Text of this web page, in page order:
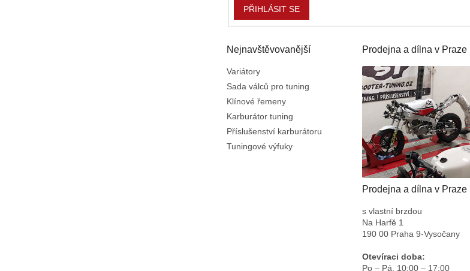
PŘIHLÁSIT SE
Nejnavštěvovanější
Variátory
Sada válců pro tuning
Klínové řemeny
Karburátor tuning
Příslušenství karburátoru
Tuningové výfuky
Prodejna a dílna v Praze
Prodejna a dílna v Praze
s vlastní brzdou
Na Harfě 1
190 00 Praha 9-Vysočany
Otevíraci doba:
Po – Pá, 10:00 – 17:00